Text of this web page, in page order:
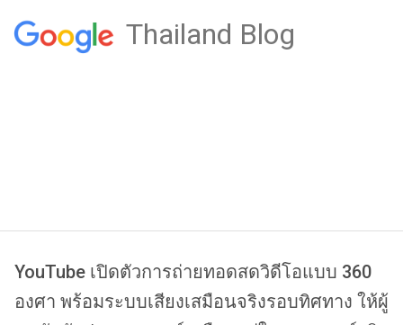
Thailand Blog
YouTube เปิดตัวการถ่ายทอดสดวิดีโอแบบ 360
องศา พร้อมระบบเสียงเสมือนจริงรอบทิศทาง ให้ผู้